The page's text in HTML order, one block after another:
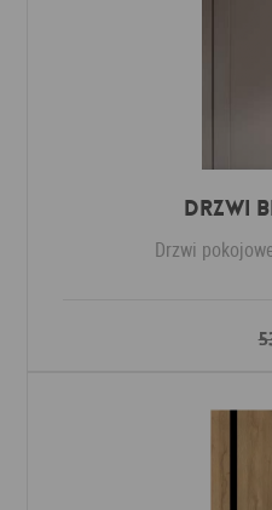
Drzwi
Drzwi
Dodaj